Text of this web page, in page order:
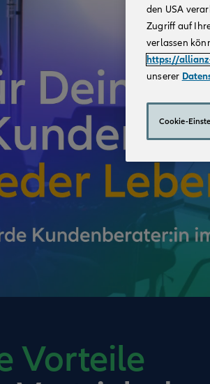
Vorteile
den USA
Zugriff auf
verlassen
https://
unserer
Cookie-